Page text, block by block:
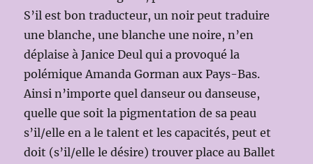
S’il est bon traducteur, un noir peut traduire
une blanche, une blanche une noire, n’en
déplaise à Janice Deul qui a provoqué la
polémique Amanda Gorman aux Pays-Bas.
Ainsi n’importe quel danseur ou danseuse,
quelle que soit la pigmentation de sa peau
s’il/elle en a le talent et les capacités, peut et
doit (s’il/elle le désire) trouver place au Ballet